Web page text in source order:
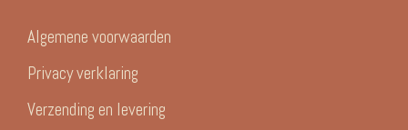
Algemene voorwaarden
Privacy verklaring
Verzending en levering